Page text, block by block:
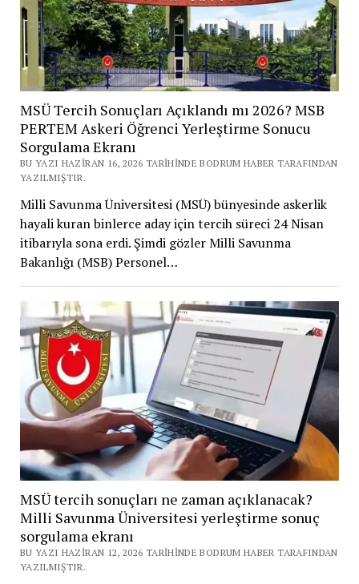
MSÜ Tercih Sonuçları Açıklandı mı 2026? MSB
PERTEM Askeri Öğrenci Yerleştirme Sonucu
Sorgulama Ekranı
BU YAZI HAZIRAN 16, 2026 TARIHINDE BODRUM HABER TARAFINDAN
YAZILMIŞTIR.
Milli Savunma Üniversitesi (MSÜ) bünyesinde askerlik
hayali kuran binlerce aday için tercih süreci 24 Nisan
itibarıyla sona erdi. Şimdi gözler Milli Savunma
Bakanlığı (MSB) Personel…
MSÜ tercih sonuçları ne zaman açıklanacak?
Milli Savunma Üniversitesi yerleştirme sonuç
sorgulama ekranı
BU YAZI HAZIRAN 12, 2026 TARIHINDE BODRUM HABER TARAFINDAN
YAZILMIŞTIR.